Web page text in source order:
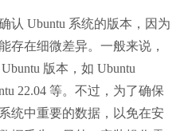
认 Ubuntu 系统的版本，因为
存在细微差异。一般来说，
版本，如 Ubuntu
22.04 等。不过，为了确保
统中重要的数据，以免在安